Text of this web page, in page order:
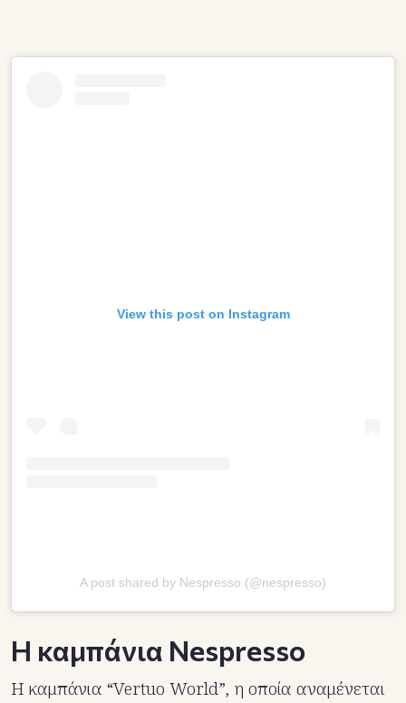
View this post on Instagram
A post shared by Nespresso (@nespresso)
Η καμπάνια Nespresso
Η καμπάνια “Vertuo World”, η οποία αναμένεται